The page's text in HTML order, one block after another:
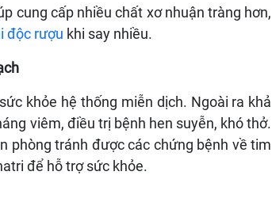
cung cấp nhiều chất xơ nhuận tràng hơn,
độc rượu khi say nhiều.
khỏe hệ thống miễn dịch. Ngoài ra khả
viêm, điều trị bệnh hen suyễn, khó thở.
phòng tránh được các chứng bệnh về tim
để hỗ trợ sức khỏe.